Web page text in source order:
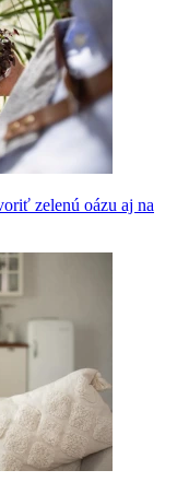
zelenú oázu aj na